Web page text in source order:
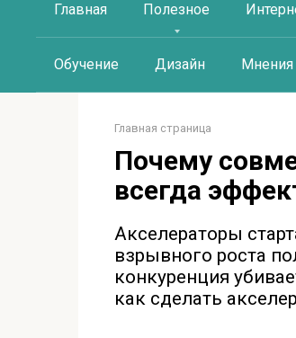
Главная Полезное
Обучение Дизайн Мнения
Главная страница
Почему
всегда
Акселераторы
взрывного роста
конкуренция
как сделать